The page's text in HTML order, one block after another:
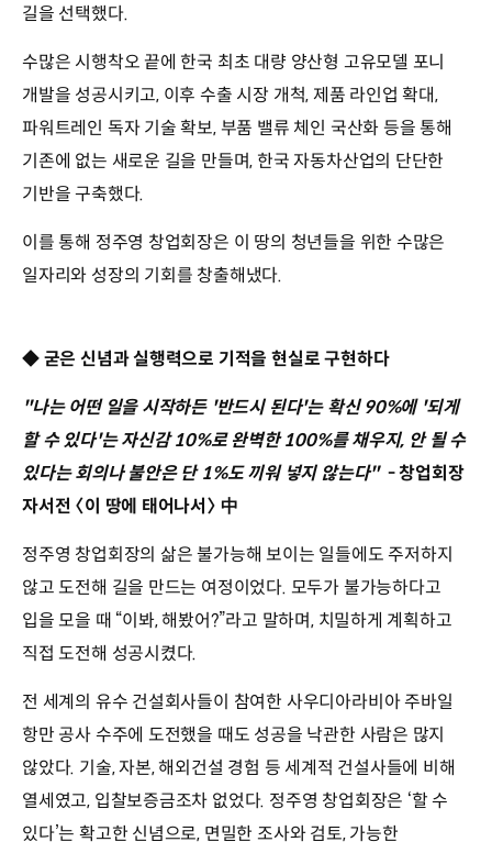
길을 선택했다.
수많은 시행착오 끝에 한국 최초 대량 양산형 고유모델 포니
개발을 성공시키고, 이후 수출 시장 개척, 제품 라인업 확대,
파워트레인 독자 기술 확보, 부품 밸류 체인 국산화 등을 통해
기존에 없는 새로운 길을 만들며, 한국 자동차산업의 단단한
기반을 구축했다.
이를 통해 정주영 창업회장은 이 땅의 청년들을 위한 수많은
일자리와 성장의 기회를 창출해냈다.
◆ 굳은 신념과 실행력으로 기적을 현실로 구현하다
"나는 어떤 일을 시작하든 '반드시 된다'는 확신 90%에 '되게
할 수 있다'는 자신감 10%로 완벽한 100%를 채우지, 안 될 수
있다는 회의나 불안은 단 1%도 끼워 넣지 않는다"- 창업회장
자서전 〈이 땅에 태어나서〉 中
정주영 창업회장의 삶은 불가능해 보이는 일들에도 주저하지
않고 도전해 길을 만드는 여정이었다. 모두가 불가능하다고
입을 모을 때 “이봐, 해봤어?”라고 말하며, 치밀하게 계획하고
직접 도전해 성공시켰다.
전 세계의 유수 건설회사들이 참여한 사우디아라비아 주바일
항만 공사 수주에 도전했을 때도 성공을 낙관한 사람은 많지
않았다. 기술, 자본, 해외건설 경험 등 세계적 건설사들에 비해
열세였고, 입찰보증금조차 없었다. 정주영 창업회장은 ‘할 수
있다’는 확고한 신념으로, 면밀한 조사와 검토, 가능한